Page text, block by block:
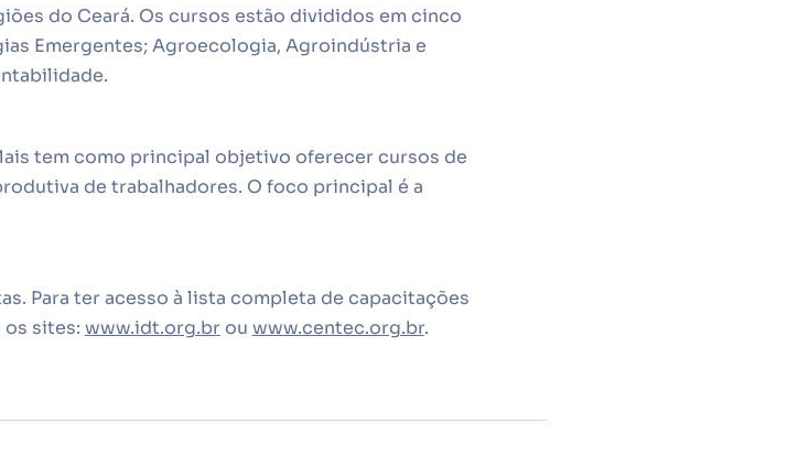
do Ceará. Os cursos estão divididos em cinco
Emergentes; Agroecologia, Agroindústria e
tem como principal objetivo oferecer cursos de
de trabalhadores. O foco principal é a
Para ter acesso à lista completa de capacitações
os sites: www.idt.org.brou www.centec.org.br.